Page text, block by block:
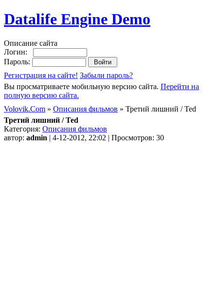
Datalife Engine Demo
Описание сайта
Логин:
Пароль:
Регистрация на сайте! Забыли пароль?
Вы просматриваете мобильную версию сайта. Перейти на
полную версию сайта.
Volovik.Com » Описания фильмов » Третий лишний / Ted
Третий лишний / Ted
Категория: Описания фильмов
автор: admin | 4-12-2012, 22:02 | Просмотров: 30